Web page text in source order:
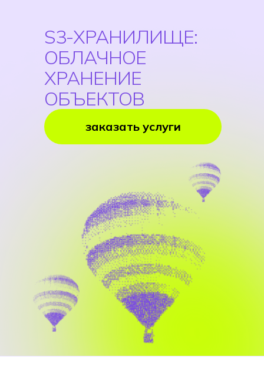
S3-ХРАНИЛИЩЕ:
ОБЛАЧНОЕ
ХРАНЕНИЕ
ОБЪЕКТОВ
заказать услуги